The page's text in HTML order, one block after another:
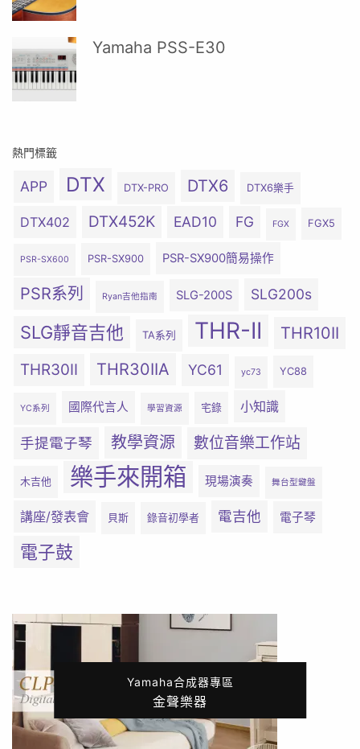
Yamaha PSS-E30
熱門標籤
APP DTX DTX-PRO DTX6 DTX6樂手
DTX402 DTX452K EAD10 FG FGX FGX5
PSR-SX600 PSR-SX900 PSR-SX900簡易操作
PSR系列 Ryan吉他指南 SLG-200S SLG200s
SLG靜音吉他 TA系列 THR-II THR10II
THR30II THR30IIA YC61 yc73 YC88
YC系列 國際代言人 學習資源 宅錄 小知識
手提電子琴 教學資源 數位音樂工作站
木吉他 樂手來開箱 現場演奏 舞台型鍵盤
講座/發表會 貝斯 錄音初學者 電吉他 電子琴
電子鼓
Yamaha合成器專區
金聲樂器